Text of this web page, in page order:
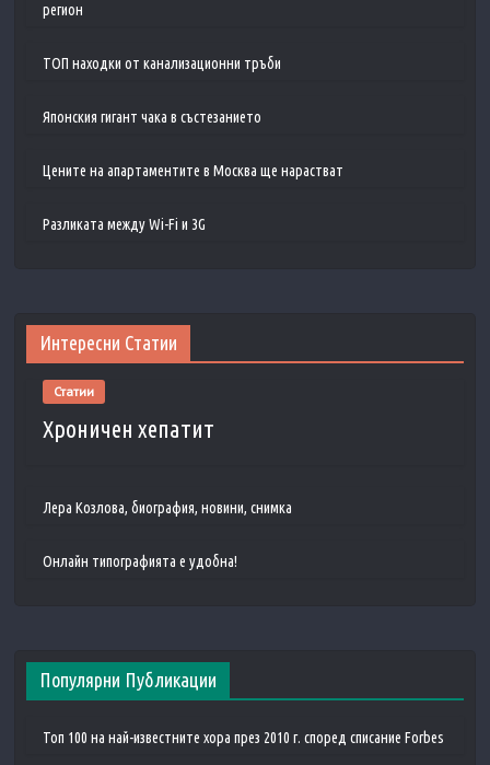
регион
ТОП находки от канализационни тръби
Японския гигант чака в състезанието
Цените на апартаментите в Москва ще нарастват
Разликата между Wi-Fi и 3G
Интересни Статии
Статии
Хроничен хепатит
Лера Козлова, биография, новини, снимка
Онлайн типографията е удобна!
Популярни Публикации
Топ 100 на най-известните хора през 2010 г. според списание Forbes